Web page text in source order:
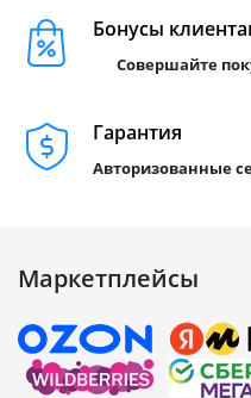
Бонусы
Совершайте
Гарантия
Авторизованные
Маркетплейсы